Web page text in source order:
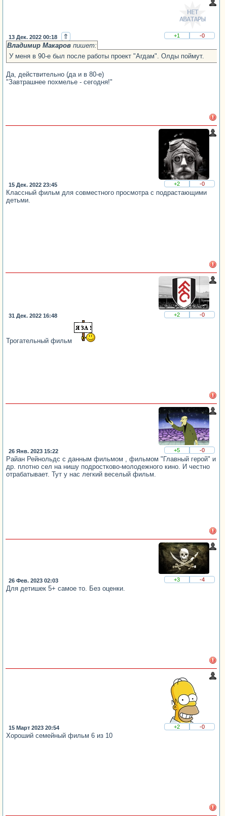
13 Дек. 2022 00:18 ⇑ +1 -0
Владимир Макаров пишет:
У меня в 90-е был после работы проект "Агдам". Олды поймут.
Да, действительно (да и в 80-е)
"Завтрашнее похмелье - сегодня!"
15 Дек. 2022 23:45 +2 -0
Классный фильм для совместного просмотра с подрастающими
детьми.
31 Дек. 2022 16:48 +2 -0
Трогательный фильм
26 Янв. 2023 15:22 +5 -0
Райан Рейнольдс с данным фильмом , фильмом "Главный герой" и
др. плотно сел на нишу подростково-молодежного кино. И честно
отрабатывает. Тут у нас легкий веселый фильм.
26 Фев. 2023 02:03 +3 -4
Для детишек 5+ самое то. Без оценки.
15 Март 2023 20:54 +2 -0
Хороший семейный фильм 6 из 10